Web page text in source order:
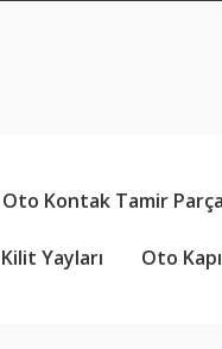
Oto Kontak Tamir
Yayları Oto